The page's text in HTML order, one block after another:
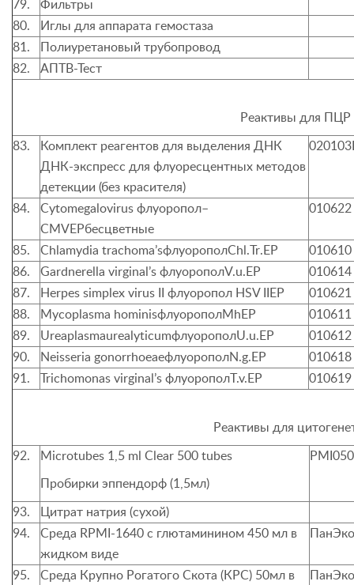
79.
Фильтры
80.
Иглы для аппарата гемостаза
81.
Полиуретановый трубопровод
82.
АПТВ-Тест
Реактивы для ПЦР
83.
Комплект реагентов для выделения ДНК
ДНК-экспресс для флуоресцентных методов
детекции (без красителя)
84. Cytomegalovirus флуоропол–
CMVEPбесцветные
010622
85. Chlamydia trachoma’sфлуорополChl.Tr. EP
010610
86.
Gardnerella virginal’s флуорополV.u.EP
010614
87.
Herpes simplex virus II флуоропол HSV IIEP
010621
88.
Mycoplasma hominisфлуорополMhEP
010611
89.
UreaplasmaurealyticumфлуорополU.u.EP
010612
90.
Neisseria gonorrhoeaeфлуорополN.g.EP
010618
91.
Trichomonas virginal’s флуорополT.v.EP 010619
Реактивы для
92. Microtubes 1,5 ml Clear 500 tubes
Пробирки эппендорф (1,5мл)
93.
Цитрат натрия (сухой)
94.
Среда RPMI -1640 c глютаминином 450 мл в
жидком виде
95.
Среда Крупно Рогатого Скота (КРС) 50мл в